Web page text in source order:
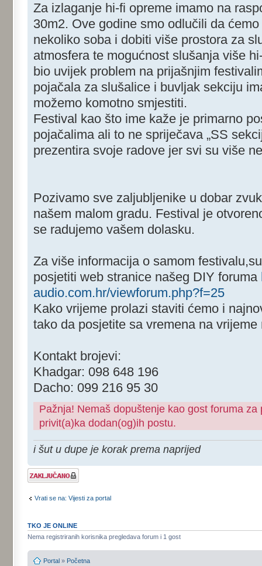
Za izlaganje hi-fi opreme imamo na
30m2. Ove godine smo odlučili da
nekoliko soba i dobiti više prostora za
atmosfera te mogućnost slušanja više
bio uvijek problem na prijašnjim
pojačala za slušalice i buvljak sekciju
možemo komotno smjestiti.
Festival kao što ime kaže je primarno
pojačalima ali to ne spriječava „SS
prezentira svoje radove jer svi su više
Pozivamo sve zaljubljenike u dobar
našem malom gradu. Festival je
se radujemo vašem dolasku.
Za više informacija o samom
posjetiti web stranice našeg DIY foruma
audio.com.hr/viewforum.php?f=25
Kako vrijeme prolazi staviti ćemo i
tako da posjetite sa vremena na
Kontakt brojevi:
Khadgar: 098 648 196
Dacho: 099 216 95 30
Pažnja! Nemaš dopuštenje kao gost foruma
privit(a)ka dodan(og)ih postu.
i šut u dupe je korak prema naprijed
Tema je
zaključana
Vrati se na: Vijesti za portal
TKO JE ONLINE
Nema registriranih korisnika pregledava forum i 1 gost
Portal » Početna